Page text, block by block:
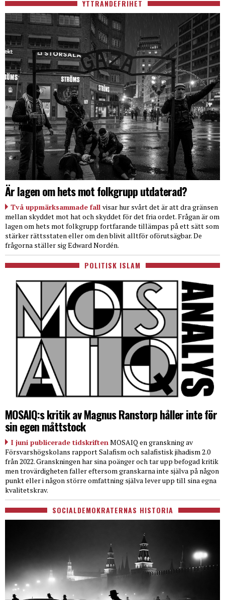
YTTRANDEFRIHET
Är lagen om hets mot folkgrupp utdaterad?
Två uppmärksammade fall visar hur svårt det är att dra gränsen
mellan skyddet mot hat och skyddet för det fria ordet. Frågan är om
lagen om hets mot folkgrupp fortfarande tillämpas på ett sätt som
stärker rättsstaten eller om den blivit alltför oförutsägbar. De
frågorna ställer sig Edward Nordén.
POLITISK ISLAM
MOSAIQ:s kritik av Magnus Ranstorp håller inte för
sin egen måttstock
I juni publicerade tidskriften MOSAIQ en granskning av
Försvarshögskolans rapport Salafism och salafistisk jihadism 2.0
från 2022. Granskningen har sina poänger och tar upp befogad kritik
men trovärdigheten faller eftersom granskarna inte själva på någon
punkt eller i någon större omfattning själva lever upp till sina egna
kvalitetskrav.
SOCIALDEMOKRATERNAS HISTORIA